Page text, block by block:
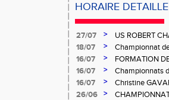
HORAIRE
27/07 >
US ROBERT
18/07
>
Championnat
16/07
>
FORMATION
16/07
>
Championnats
16/07
>
Christine
26/06
>